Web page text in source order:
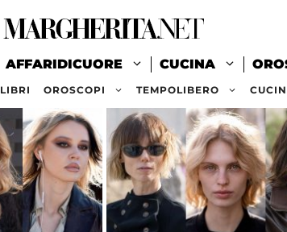
AFFARIDICUORE CUCINA
LIBRI OROSCOPI TEMPOLIBERO